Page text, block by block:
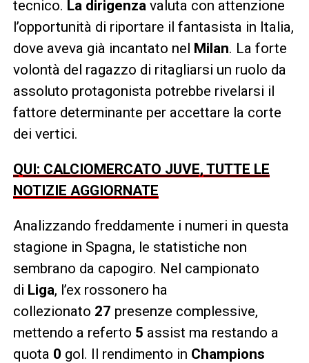
tecnico. La dirigenzavaluta con attenzione
l’opportunità di riportare il fantasista in Italia,
dove aveva già incantato nel Milan. La forte
volontà del ragazzo di ritagliarsi un ruolo da
assoluto protagonista potrebbe rivelarsi il
fattore determinante per accettare la corte
dei vertici.
QUI: CALCIOMERCATO JUVE, TUTTE LE
NOTIZIE AGGIORNATE
Analizzando freddamente i numeri in questa
stagione in Spagna, le statistiche non
sembrano da capogiro. Nel campionato
di Liga, l’ex rossonero ha
collezionato 27 presenze complessive,
mettendo a referto 5 assist ma restando a
quota 0 gol. Il rendimento in Champions